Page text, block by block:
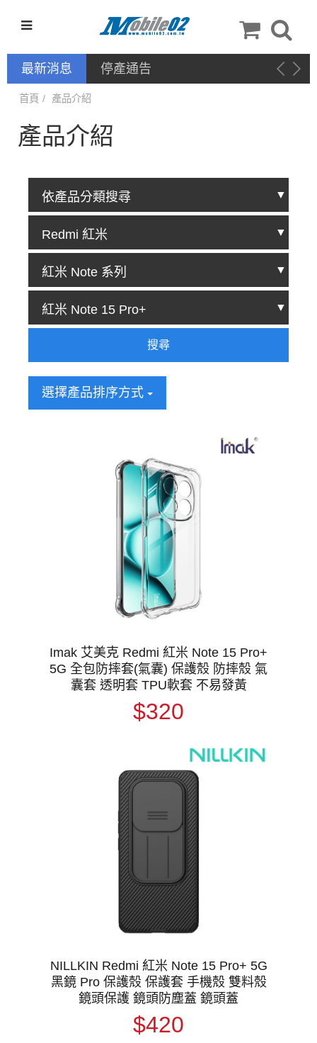
最新消息 停產通告
首頁 產品介紹
產品介紹
搜尋
選擇產品排序方式
Imak 艾美克 Redmi 紅米 Note 15 Pro+
5G 全包防摔套(氣囊) 保護殼 防摔殼 氣
囊套 透明套 TPU軟套 不易發黃
$320
NILLKIN Redmi 紅米 Note 15 Pro+ 5G
黑鏡 Pro 保護殼 保護套 手機殼 雙料殼
鏡頭保護 鏡頭防塵蓋 鏡頭蓋
$420